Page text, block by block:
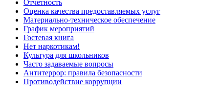
Отчетность
Оценка качества предоставляемых услуг
Материально-техническое обеспечение
График мероприятий
Гостевая книга
Нет наркотикам!
Культура для школьников
Часто задаваемые вопросы
Антитеррор: правила безопасности
Противодействие коррупции